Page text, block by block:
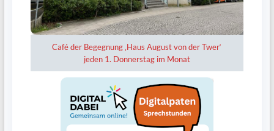
Café der Begegnung ‚Haus August von der Twer‘
jeden 1. Donnerstag im Monat